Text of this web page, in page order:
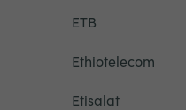
ETB
Ethiotelecom
Etisalat